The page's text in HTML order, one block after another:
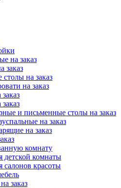
на заказ
заказ
на заказ
на заказ
и письменные столы на заказ
на заказ
на заказ
комнату
детской комнаты
салонов красоты
заказ